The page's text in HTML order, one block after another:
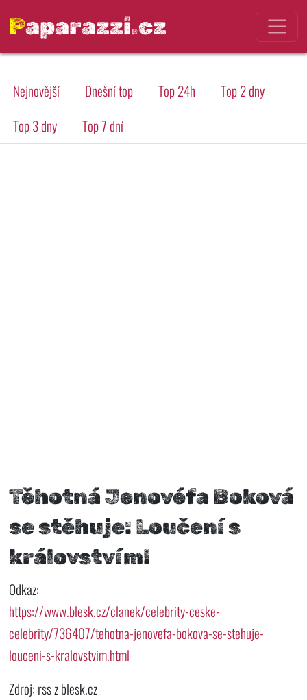
Paparazzi.cz
Nejnovější Dnešní top Top 24h
Top 2 dny
Top 3 dny
Top 7 dní
Těhotná Jenovéfa Boková
se stěhuje: Loučení s
královstvím!
Odkaz:
https://www.blesk.cz/clanek/celebrity-ceske-
celebrity/736407/tehotna-jenovefa-bokova-se-stehuje-
louceni-s-kralovstvim.html
Zdroj: rss z blesk.cz